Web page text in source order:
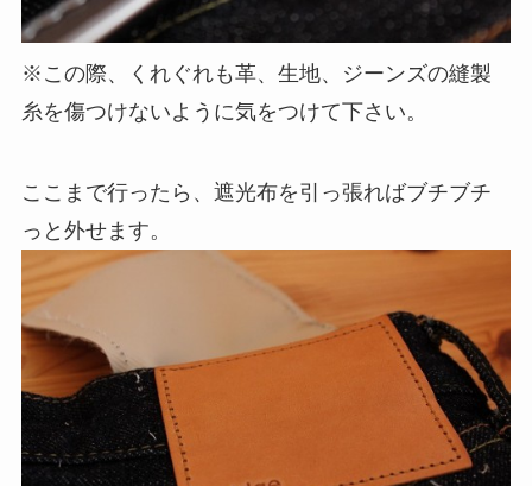
※この際、くれぐれも革、生地、ジーンズの縫製
糸を傷つけないように気をつけて下さい。
ここまで行ったら、遮光布を引っ張ればブチブチ
っと外せます。